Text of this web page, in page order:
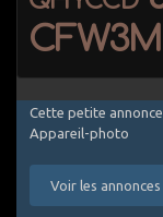
Cette petite
Appareil-photo
Voir les